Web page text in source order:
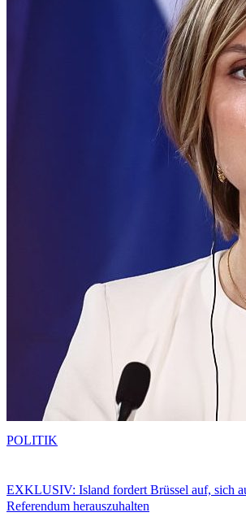
EXKLUSIV: Island fordert Brüssel auf, sich
Referendum herauszuhalten
POLITIK